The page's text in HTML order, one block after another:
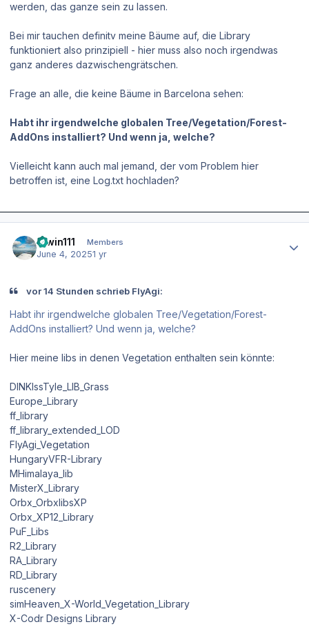
werden, das ganze sein zu lassen.
Bei mir tauchen definitv meine Bäume auf, die Library
funktioniert also prinzipiell - hier muss also noch irgendwas
ganz anderes dazwischengrätschen.
Frage an alle, die keine Bäume in Barcelona sehen:
Habt ihr irgendwelche globalen Tree/Vegetation/Forest-
AddOns installiert? Und wenn ja, welche?
Vielleicht kann auch mal jemand, der vom Problem hier
betroffen ist, eine Log.txt hochladen?
Erwin111 Members
June 4, 20251 yr
vor 14 Stunden schrieb FlyAgi:
Habt ihr irgendwelche globalen Tree/Vegetation/Forest-
AddOns installiert? Und wenn ja, welche?
Hier meine libs in denen Vegetation enthalten sein könnte:
DINKIssTyle_LIB_Grass
Europe_Library
ff_library
ff_library_extended_LOD
FlyAgi_Vegetation
HungaryVFR-Library
MHimalaya_lib
MisterX_Library
Orbx_OrbxlibsXP
Orbx_XP12_Library
PuF_Libs
R2_Library
RA_Library
RD_Library
ruscenery
simHeaven_X-World_Vegetation_Library
X-Codr Designs Library